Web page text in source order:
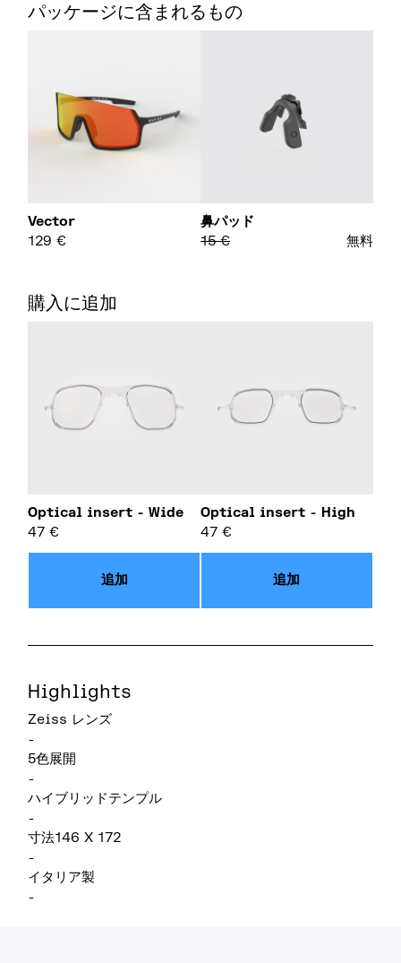
パッケージに含まれるもの
Vector
129 €
鼻パッド
15€ 無料
購入に追加
Optical insert - Wide
47 €
追加
Optical insert - High
47 €
追加
Highlights
Zeiss レンズ
-
5色展開
-
ハイブリッドテンプル
-
寸法146 X 172
-
イタリア製
-